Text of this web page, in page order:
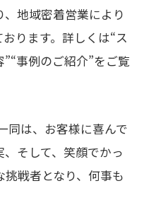
地域密着営業により
ります。詳しくは“ス
事例のご紹介”をご覧
同は、お客様に喜んで
そして、笑顔でかっ
戦者となり、何事も